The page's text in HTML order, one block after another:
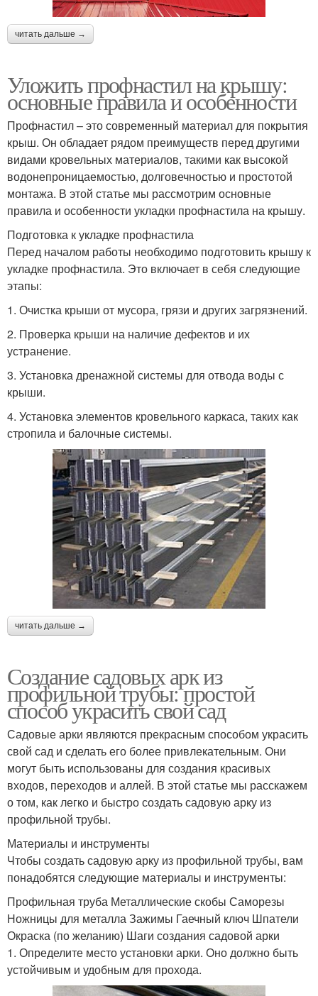
читать дальше →
Уложить профнастил на крышу:
основные правила и особенности
Профнастил – это современный материал для покрытия
крыш. Он обладает рядом преимуществ перед другими
видами кровельных материалов, такими как высокой
водонепроницаемостью, долговечностью и простотой
монтажа. В этой статье мы рассмотрим основные
правила и особенности укладки профнастила на крышу.
Подготовка к укладке профнастила
Перед началом работы необходимо подготовить крышу к
укладке профнастила. Это включает в себя следующие
этапы:
1. Очистка крыши от мусора, грязи и других загрязнений.
2. Проверка крыши на наличие дефектов и их
устранение.
3. Установка дренажной системы для отвода воды с
крыши.
4. Установка элементов кровельного каркаса, таких как
стропила и балочные системы.
читать дальше →
Создание садовых арк из
профильной трубы: простой
способ украсить свой сад
Садовые арки являются прекрасным способом украсить
свой сад и сделать его более привлекательным. Они
могут быть использованы для создания красивых
входов, переходов и аллей. В этой статье мы расскажем
о том, как легко и быстро создать садовую арку из
профильной трубы.
Материалы и инструменты
Чтобы создать садовую арку из профильной трубы, вам
понадобятся следующие материалы и инструменты:
Профильная труба Металлические скобы Саморезы
Ножницы для металла Зажимы Гаечный ключ Шпатели
Окраска (по желанию) Шаги создания садовой арки
1. Определите место установки арки. Оно должно быть
устойчивым и удобным для прохода.